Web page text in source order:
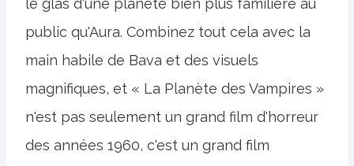
public qu'Aura. Combinez tout cela avec la
main habile de Bava et des visuels
magnifiques, et « La Planète des Vampires »
n'est pas seulement un grand film d'horreur
des années 1960, c'est un grand film